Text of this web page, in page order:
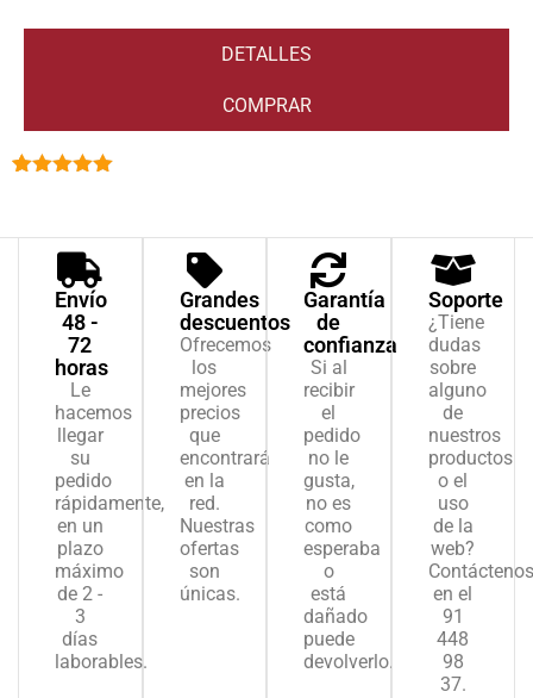
DETALLES
COMPRAR
valoración
cliente
Envío
48 -
72
horas
Le
hacemos
llegar
su
pedido
rápidamente,
en un
plazo
máximo
de 2 -
3
días
laborables.
Grandes
descuentos
Ofrecemos
los
mejores
precios
que
encontrará
en la
red.
Nuestras
ofertas
son
únicas.
Garantía
de
confianza
Si al
recibir
el
pedido
no le
gusta,
no es
como
esperaba
o
está
dañado
puede
devolverlo.
Soporte
¿Tiene
dudas
sobre
alguno
de
nuestros
productos
o el
uso
de la
web?
Contáctenos
en el
91
448
98
37.